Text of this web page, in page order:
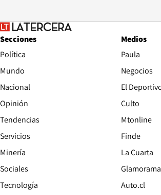
Secciones
Política
Mundo
Nacional
Opinión
Tendencias
Servicios
Minería
Sociales
Tecnología
Medios
Paula
Negocios
El
Culto
Mtonline
Finde
La Cuarta
Glamorama
Auto.cl